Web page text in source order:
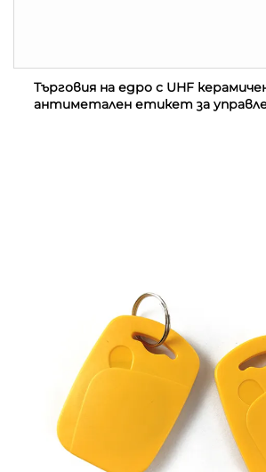
Търговия на едро с UHF
антиметален етикет за